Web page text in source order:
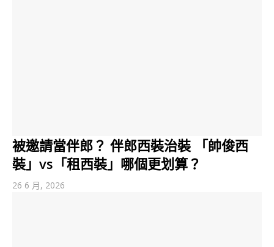
被邀請當伴郎？ 伴郎西裝治裝 「帥俊西
裝」vs「租西裝」哪個更划算？
26 6 月, 2026